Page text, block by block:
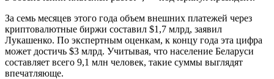
За семь месяцев этого года объем внешних платежей через
криптовалютные биржи составил $1,7 млрд, заявил
Лукашенко. По экспертным оценкам, к концу года эта цифра
может достичь $3 млрд. Учитывая, что население Беларуси
составляет всего 9,1 млн человек, такие суммы выглядят
впечатляюще.